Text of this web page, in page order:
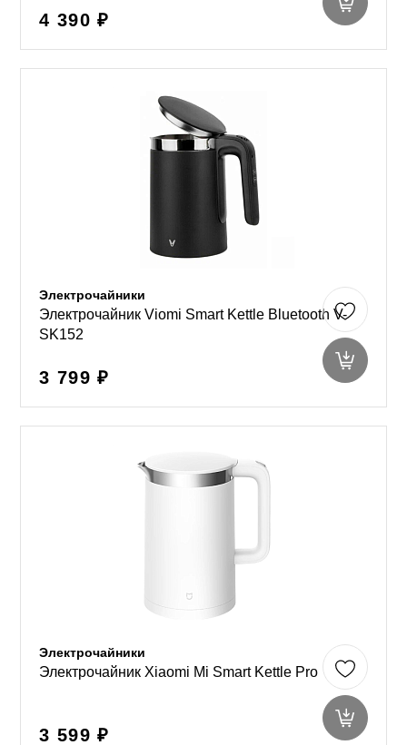
4 390 ₽
Электрочайники
Электрочайник Viomi Smart Kettle Bluetooth V-
SK152
3 799 ₽
Электрочайники
Электрочайник Xiaomi Mi Smart Kettle Pro
3 599 ₽